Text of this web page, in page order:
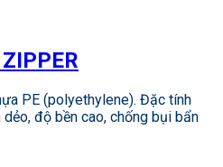
PE (polyethylene). Đặc tính
độ bền cao, chống bụi bẩn